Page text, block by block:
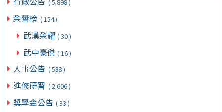
( 5,898 )
榮譽榜 ( 154 )
武漢榮耀 ( 30 )
武中豪傑 ( 16 )
人事公告 ( 588 )
進修研習 ( 2,606 )
獎學金公告 ( 33 )